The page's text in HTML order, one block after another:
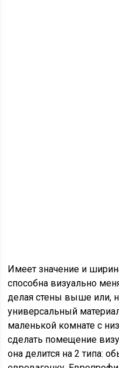
Имеет значение и
способна визуально
делая стены выше или,
универсальный
маленькой комнате с
сделать помещение
она делится на 2 типа: